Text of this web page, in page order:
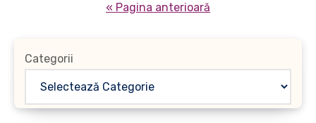
« Pagina anterioară
Categorii